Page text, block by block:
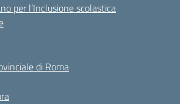
per l’Inclusione scolastica
di Roma